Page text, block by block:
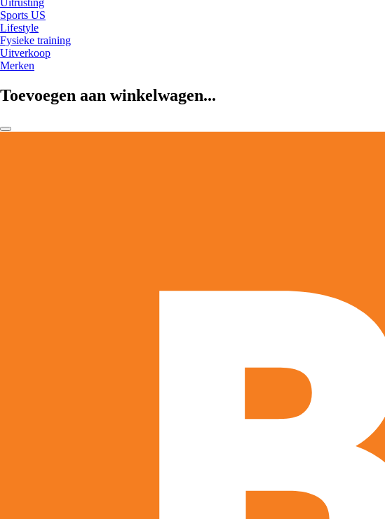
Uitrusting
Sports US
Lifestyle
Fysieke training
Uitverkoop
Merken
Toevoegen aan winkelwagen...